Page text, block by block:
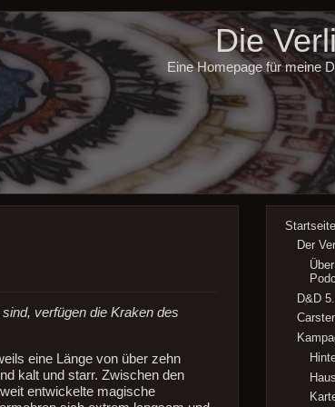
Die
Eine Homepage für meine
verfügen die Kraken des
eine Länge von über zehn
kalt und starr. Zwischen den
entwickelte magische
Startseite
Der
D&D